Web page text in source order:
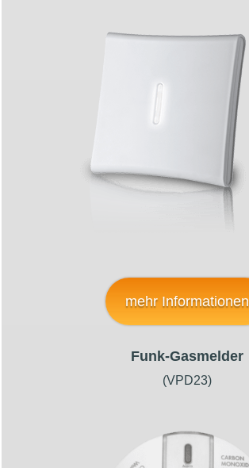
mehr Informationen
Funk-Gasmelder
(VPD23)